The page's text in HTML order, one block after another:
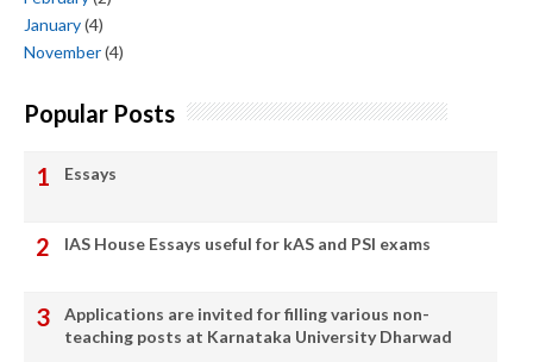
January(4)
November(4)
Popular Posts
Essays
IAS House Essays useful for kAS and PSI exams
Applications are invited for filling various non-
teaching posts at Karnataka University Dharwad